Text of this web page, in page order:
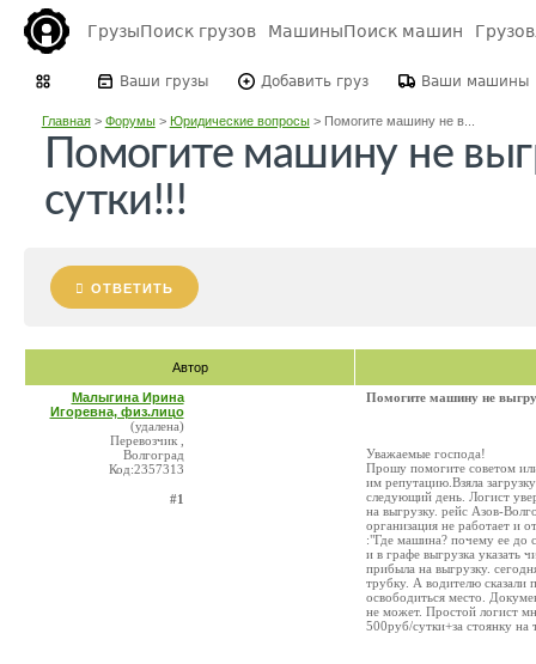
ГрузыПоиск грузов МашиныПоиск машин
Ваши грузы Добавить груз Ваши машины
Главная> Форумы> Юридические вопросы> Помогите машину не в...
Помогите машину не
сутки!!!
ОТВЕТИТЬ
Автор
Малыгина Ирина
Игоревна, физ.лицо
(удалена)
Перевозчик ,
Волгоград
Код:2357313
#1
Помогите машину не
Уважаемые господа!
Прошу помогите советом
им репутацию.Взяла
следующий день. Логист
на выгрузку. рейс Азов-
организация не работает и
:"Где машина? почему ее до
и в графе выгрузка указать
прибыла на выгрузку.
трубку. А водителю сказали
освободиться место.
не может. Простой логист
500руб/сутки+за стоянку